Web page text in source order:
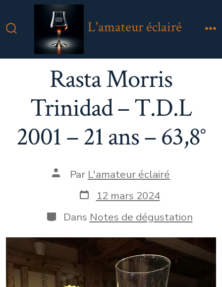
au
Bascule
Rechercher
L'amateur éclairé
Rasta Morris
Trinidad – T.D.L
2001 – 21 ans – 63,8°
Auteur
publication
Par L'amateur éclairé
Date
de
publication
12 mars 2024
Catégories
Dans Notes de dégustation